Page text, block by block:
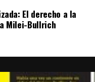
El derecho a la
Milei-Bullrich